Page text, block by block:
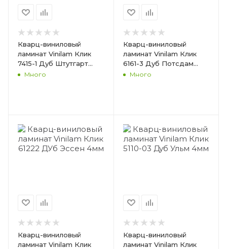
Кварц-виниловый
ламинат Vinilam Клик
7415-1 Дуб Штутгарт
4ммМного
Кварц-виниловый
ламинат Vinilam Клик
6161-3 Дуб Потсдам
4ммМного
Кварц-виниловый
ламинат Vinilam Клик
Кварц-виниловый
ламинат Vinilam Клик